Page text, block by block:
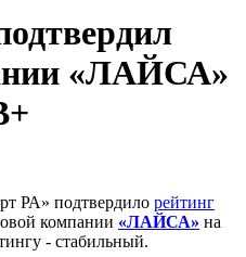
«ЛАЙСА»
РА» подтвердило рейтинг
компании «ЛАЙСА» на
- стабильный.